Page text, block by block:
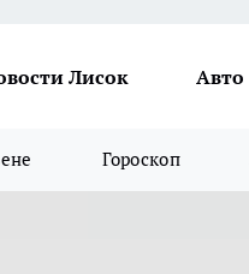
Лисок Авто
Гороскоп